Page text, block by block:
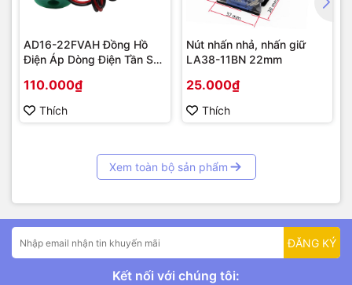
AD16-22FVAH Đồng Hồ
Điện Áp Dòng Điện Tần Số
110.000₫
Thích
Nút nhấn nhả, nhấn giữ
LA38-11BN 22mm
25.000₫
Thích
Xem toàn bộ sản phẩm
ĐĂNG KÝ
Kết nối với chúng tôi: